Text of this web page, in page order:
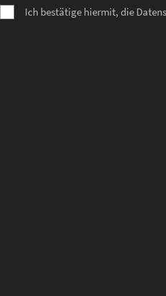
Ich bestätige hiermit, die